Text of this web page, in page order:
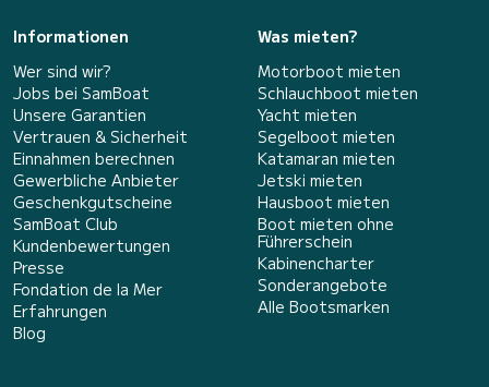
Informationen
Wer sind wir?
Jobs bei SamBoat
Unsere Garantien
Vertrauen & Sicherheit
Einnahmen berechnen
Gewerbliche Anbieter
Geschenkgutscheine
SamBoat Club
Kundenbewertungen
Presse
Fondation de la Mer
Erfahrungen
Blog
Was mieten?
Motorboot mieten
Schlauchboot mieten
Yacht mieten
Segelboot mieten
Katamaran mieten
Jetski mieten
Hausboot mieten
Boot mieten ohne
Führerschein
Kabinencharter
Sonderangebote
Alle Bootsmarken